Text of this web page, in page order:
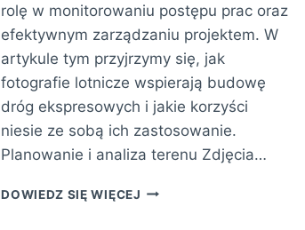
rolę w monitorowaniu postępu prac oraz
efektywnym zarządzaniu projektem. W
artykule tym przyjrzymy się, jak
fotografie lotnicze wspierają budowę
dróg ekspresowych i jakie korzyści
niesie ze sobą ich zastosowanie.
Planowanie i analiza terenu Zdjęcia…
DOWIEDZ SIĘ WIĘCEJ ZDJĘCIA